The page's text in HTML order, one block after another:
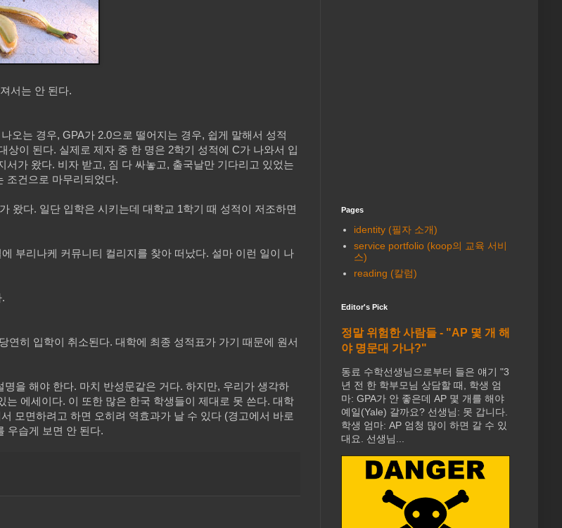
서는 안 된다.
오는 경우, GPA가 2.0으로 떨어지는 경우, 쉽게 말해서 성적
이 된다. 실제로 제자 중 한 명은 2학기 성적에 C가 나와서 입
가 왔다. 비자 받고, 짐 다 싸놓고, 출국날만 기다리고 있었는
조건으로 마무리되었다.
왔다. 일단 입학은 시키는데 대학교 1학기 때 성적이 저조하면
부리나케 커뮤니티 컬리지를 찾아 떠났다. 설마 이런 일이 나
히 입학이 취소된다. 대학에 최종 성적표가 가기 때문에 원서
을 해야 한다. 마치 반성문같은 거다. 하지만, 우리가 생각하
에세이다. 이 또한 많은 한국 학생들이 제대로 못 쓴다. 대학
모면하려고 하면 오히려 역효과가 날 수 있다 (경고에서 바로
우습게 보면 안 된다.
Pages
identity (필자 소개)
service portfolio (koop의 교육 서비
스)
reading (칼럼)
Editor's Pick
정말 위험한 사람들 - "AP 몇 개 해
야 명문대 가나?"
동료 수학선생님으로부터 들은 얘기 "3
년 전 한 학부모님 상담할 때, 학생 엄
마: GPA가 안 좋은데 AP 몇 개를 해야
예일(Yale) 갈까요? 선생님: 못 갑니다.
학생 엄마: AP 엄청 많이 하면 갈 수 있
대요. 선생님...